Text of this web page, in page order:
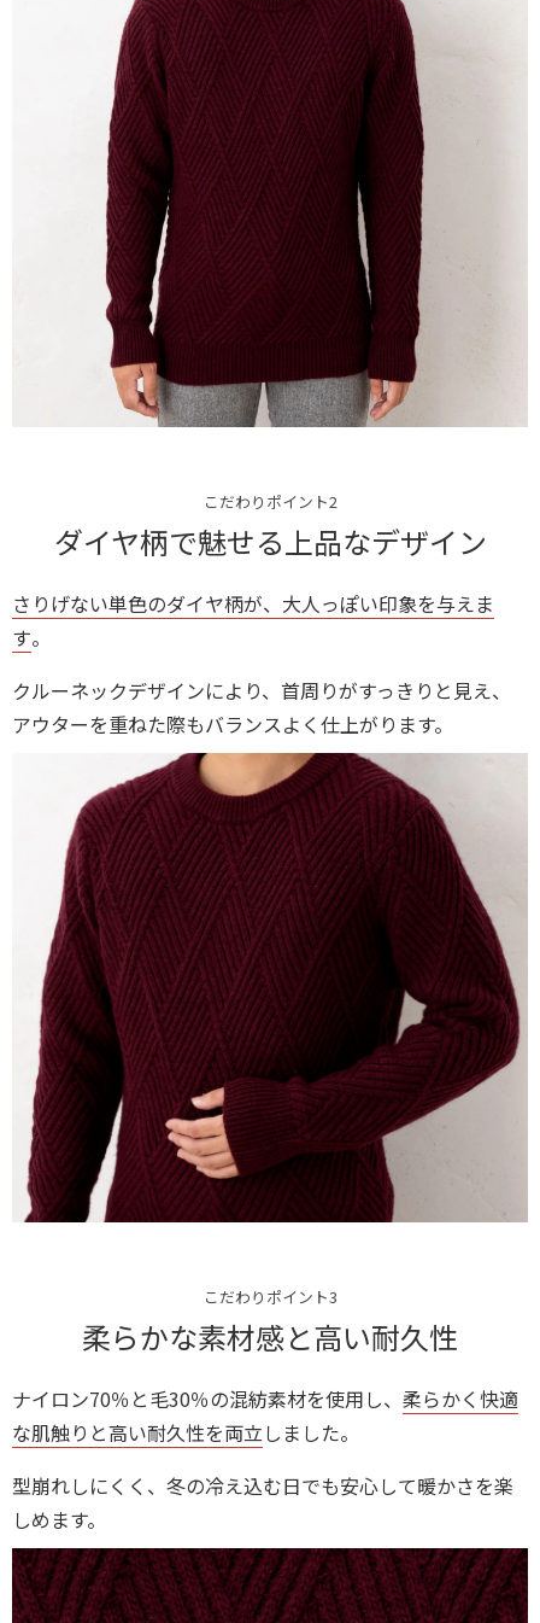
こだわりポイント2
ダイヤ柄で魅せる上品なデザイン
さりげない単色のダイヤ柄が、大人っぽい印象を与えま
す。
クルーネックデザインにより、首周りがすっきりと見え、
アウターを重ねた際もバランスよく仕上がります。
こだわりポイント3
柔らかな素材感と高い耐久性
ナイロン70％と毛30％の混紡素材を使用し、 柔らかく快適
な肌触りと高い耐久性を両立しました。
型崩れしにくく、冬の冷え込む日でも安心して暖かさを楽
しめます。